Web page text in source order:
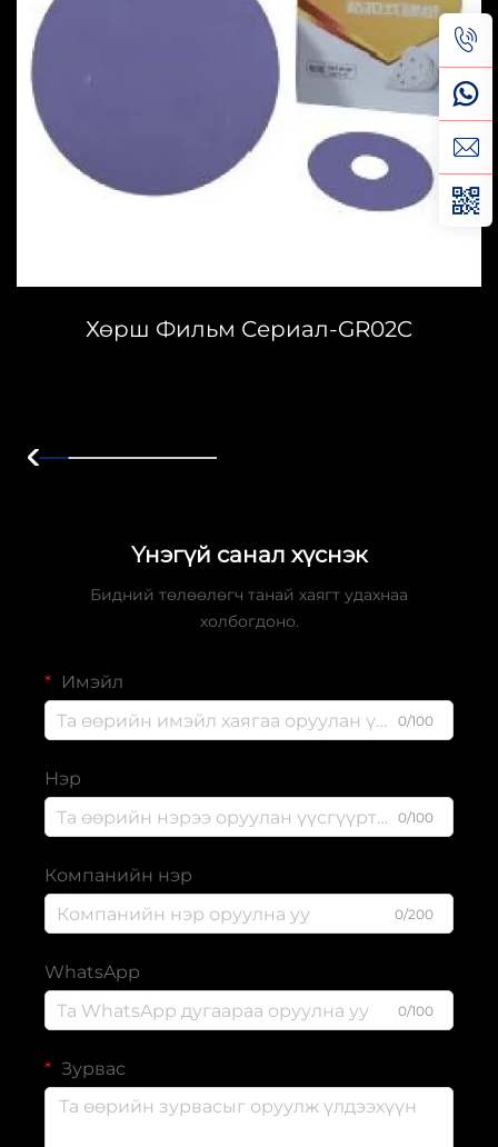
Хөрш Фильм Сериал-GR02C
Үнэгүй санал хүснэк
Бидний төлөөлөгч танай хаягт удахнаа
холбогдоно.
Имэйл
0/100
Нэр
0/100
Компанийн нэр
0/200
WhatsApp
0/100
Зурвас